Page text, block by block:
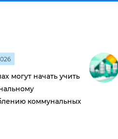
могут начать учить
коммунальных